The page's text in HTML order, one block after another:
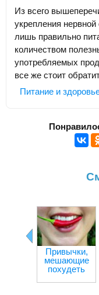
Из всего
укрепления
лишь правильно
количеством
употребляемых
все же стоит
Питание и
Привычки,
мешающие
похудеть